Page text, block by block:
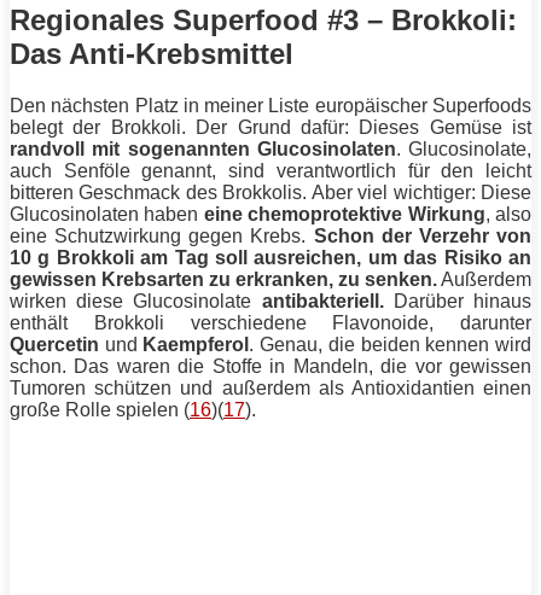
Regionales Superfood #3 – Brokkoli:
Das Anti-Krebsmittel
Den nächsten Platz in meiner Liste europäischer Superfoods
belegt der Brokkoli. Der Grund dafür: Dieses Gemüse ist
randvoll mit sogenannten Glucosinolaten. Glucosinolate,
auch Senföle genannt, sind verantwortlich für den leicht
bitteren Geschmack des Brokkolis. Aber viel wichtiger: Diese
Glucosinolaten haben eine chemoprotektive Wirkung, also
eine Schutzwirkung gegen Krebs. Schon der Verzehr von
10 g Brokkoli am Tag soll ausreichen, um das Risiko an
gewissen Krebsarten zu erkranken, zu senken.Außerdem
wirken diese Glucosinolate antibakteriell.Darüber hinaus
enthält Brokkoli verschiedene Flavonoide, darunter
Quercetin und Kaempferol . Genau, die beiden kennen wird
schon. Das waren die Stoffe in Mandeln, die vor gewissen
Tumoren schützen und außerdem als Antioxidantien einen
große Rolle spielen (16)(17).